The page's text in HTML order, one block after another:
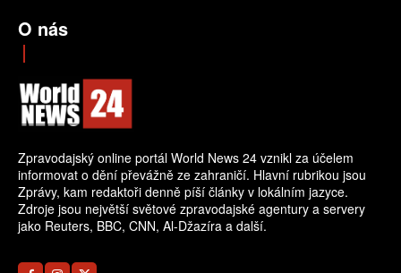
O nás
Zpravodajský online portál World News 24 vznikl za účelem
informovat o dění převážně ze zahraničí. Hlavní rubrikou jsou
Zprávy, kam redaktoři denně píší články v lokálním jazyce.
Zdroje jsou největší světové zpravodajské agentury a servery
jako Reuters, BBC, CNN, Al-Džazíra a další.